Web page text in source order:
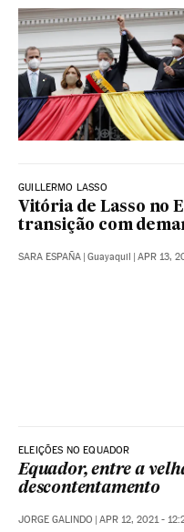
GUILLERMO LASSO
Vitória de Lasso no
transição com
SARA ESPAÑA | Guayaquil | APR 13,
ELEIÇÕES NO EQUADOR
Equador, entre a
descontentamento
JORGE GALINDO | APR 12, 2021 -